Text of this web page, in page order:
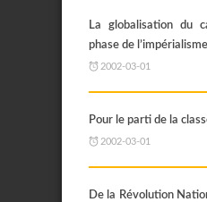
La globalisation du
phase de
2002-03-01
Pour le parti de la
2002-03-01
De la Révolution